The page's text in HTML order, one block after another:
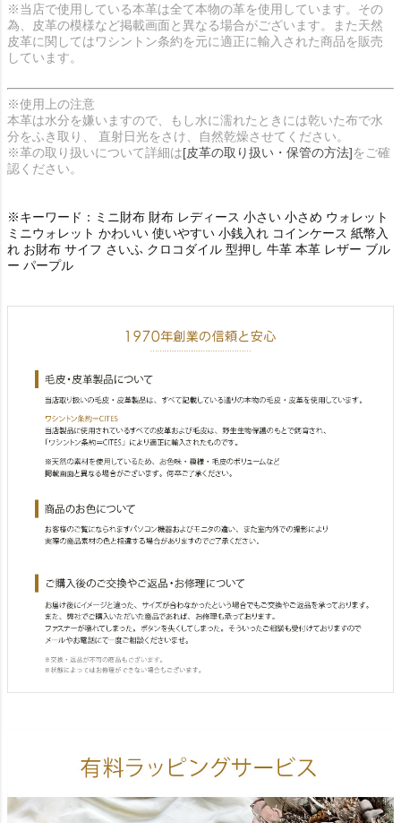
※当店で使用している本革は全て本物の革を使用しています。その
為、皮革の模様など掲載画面と異なる場合がございます。また天然
皮革に関してはワシントン条約を元に適正に輸入された商品を販売
しています。
※使用上の注意
本革は水分を嫌いますので、もし水に濡れたときには乾いた布で水
分をふき取り、 直射日光をさけ、自然乾燥させてください。
※革の取り扱いについて詳細は[皮革の取り扱い・保管の方法]をご確
認ください。
※キーワード：ミニ財布 財布 レディース 小さい 小さめ ウォレット
ミニウォレット かわいい 使いやすい 小銭入れ コインケース 紙幣入
れ お財布 サイフ さいふ クロコダイル 型押し 牛革 本革 レザー ブル
ー パープル